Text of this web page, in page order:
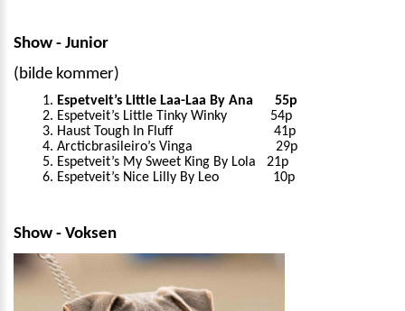
Show - Junior
(bilde kommer)
Espetveit’s Little Laa-Laa By Ana 55p
Espetveit’s Little Tinky Winky 54p
Haust Tough In Fluff 41p
Arcticbrasileiro’s Vinga 29p
Espetveit’s My Sweet King By Lola 21p
Espetveit’s Nice Lilly By Leo 10p
Show - Voksen